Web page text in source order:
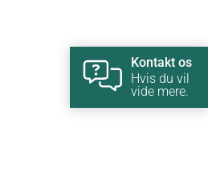
Kontakt os
Hvis du vil
vide mere.